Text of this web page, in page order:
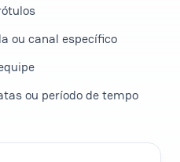
ou canal específico
ou período de tempo